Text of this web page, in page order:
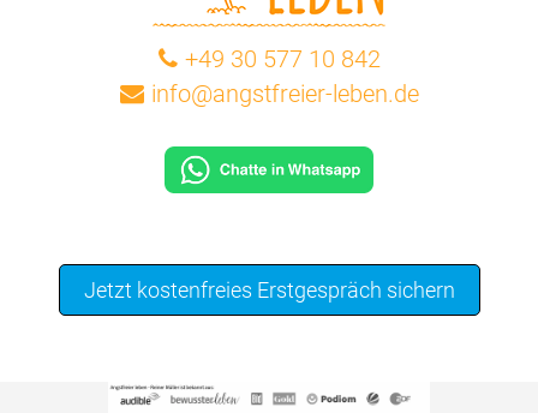
+49 30 577 10 842
info@angstfreier-leben.de
Jetzt kostenfreies Erstgespräch sichern